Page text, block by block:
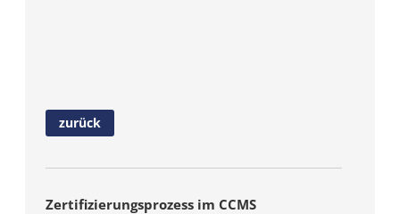
zurück
Zertifizierungsprozess im CCMS